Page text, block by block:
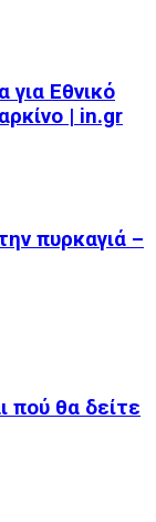
για Εθνικό
| in.gr
πυρκαγιά –
πού θα δείτε